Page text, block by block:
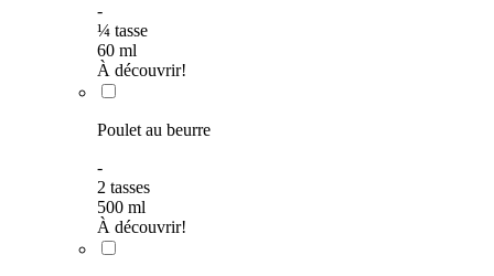
-
¼ tasse
60 ml
À découvrir!
Poulet au beurre
-
2 tasses
500 ml
À découvrir!